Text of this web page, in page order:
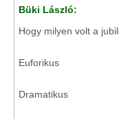
Büki László:
Hogy milyen volt a
Euforikus
Dramatikus